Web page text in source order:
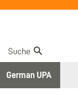
Suche
German UPA